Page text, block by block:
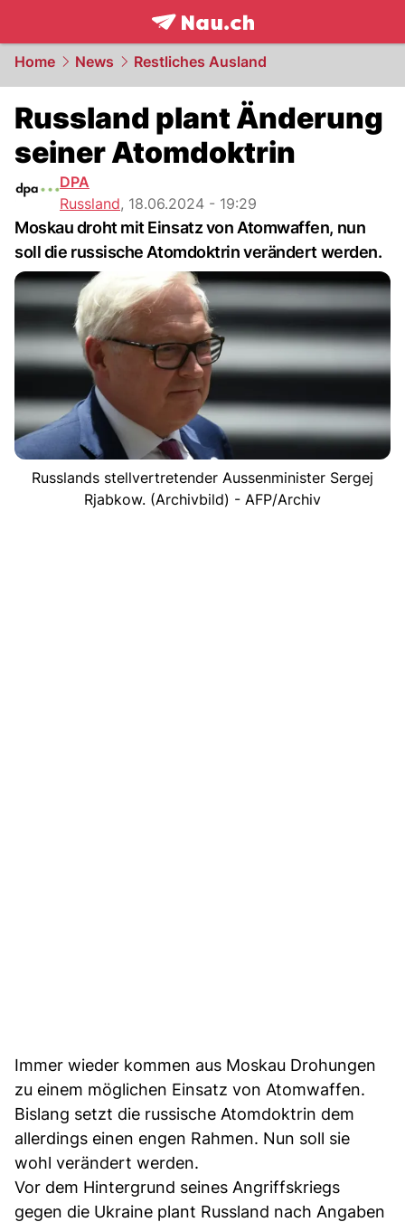
frontpage.NAU.ch
Home News Restliches Ausland
Russland plant Änderung
seiner Atomdoktrin
DPA
Russland, 18.06.2024 - 19:29
Moskau droht mit Einsatz von Atomwaffen, nun
soll die russische Atomdoktrin verändert werden.
Russlands stellvertretender Aussenminister Sergej
Rjabkow. (Archivbild) - AFP/Archiv
Immer wieder kommen aus Moskau Drohungen
zu einem möglichen Einsatz von Atomwaffen.
Bislang setzt die russische Atomdoktrin dem
allerdings einen engen Rahmen. Nun soll sie
wohl verändert werden.
Vor dem Hintergrund seines Angriffskriegs
gegen die Ukraine plant Russland nach Angaben